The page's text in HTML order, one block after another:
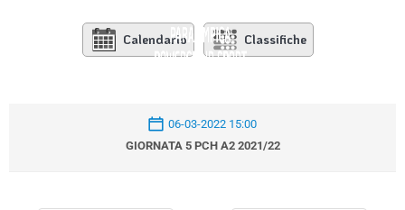
Calendario Classifiche
06-03-2022 15:00
GIORNATA 5 PCH A2 2021/22